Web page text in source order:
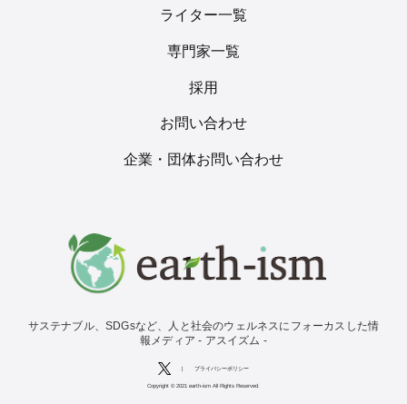
ライター一覧
専門家一覧
採用
お問い合わせ
企業・団体お問い合わせ
サステナブル、SDGsなど、人と社会のウェルネスにフォーカスした情
報メディア - アスイズム -
| プライバシーポリシー
Copyright © 2021 earth-ism All Rights Reserved.